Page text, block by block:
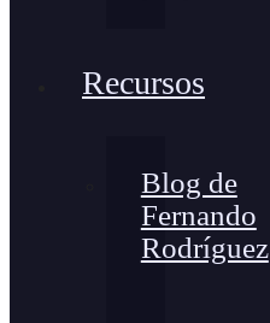
Recursos
Blog de
Fernando
Rodríguez